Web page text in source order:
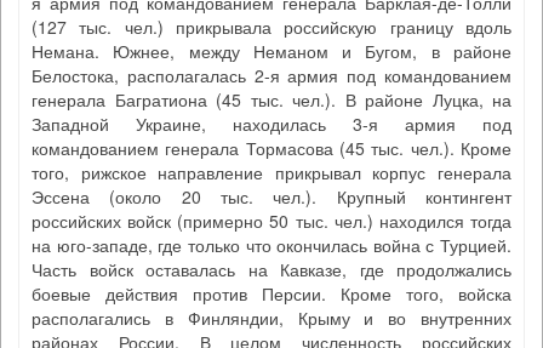
(127 тыс. чел.) прикрывала российскую границу вдоль
Немана. Южнее, между Неманом и Бугом, в районе
Белостока, располагалась 2-я армия под командованием
генерала Багратиона (45 тыс. чел.). В районе Луцка, на
Западной Украине, находилась 3-я армия под
командованием генерала Тормасова (45 тыс. чел.). Кроме
того, рижское направление прикрывал корпус генерала
Эссена (около 20 тыс. чел.). Крупный контингент
российских войск (примерно 50 тыс. чел.) находился тогда
на юго-западе, где только что окончилась война с Турцией.
Часть войск оставалась на Кавказе, где продолжались
боевые действия против Персии. Кроме того, войска
располагались в Финляндии, Крыму и во внутренних
районах России. В целом численность российских